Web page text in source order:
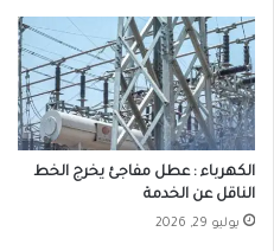
الكهرباء : عطل مفاجئ يخرج الخط
الناقل عن الخدمة
يوليو 29, 2026